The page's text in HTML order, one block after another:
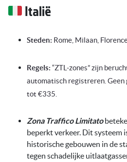
Italië
Steden: Rome, Milaan,
Regels: “ZTL-zones” zijn
automatisch registreren. Geen
tot €335.
Zona Traffico Limitato
beperkt verkeer. Dit systeem
historische gebouwen in de
tegen schadelijke